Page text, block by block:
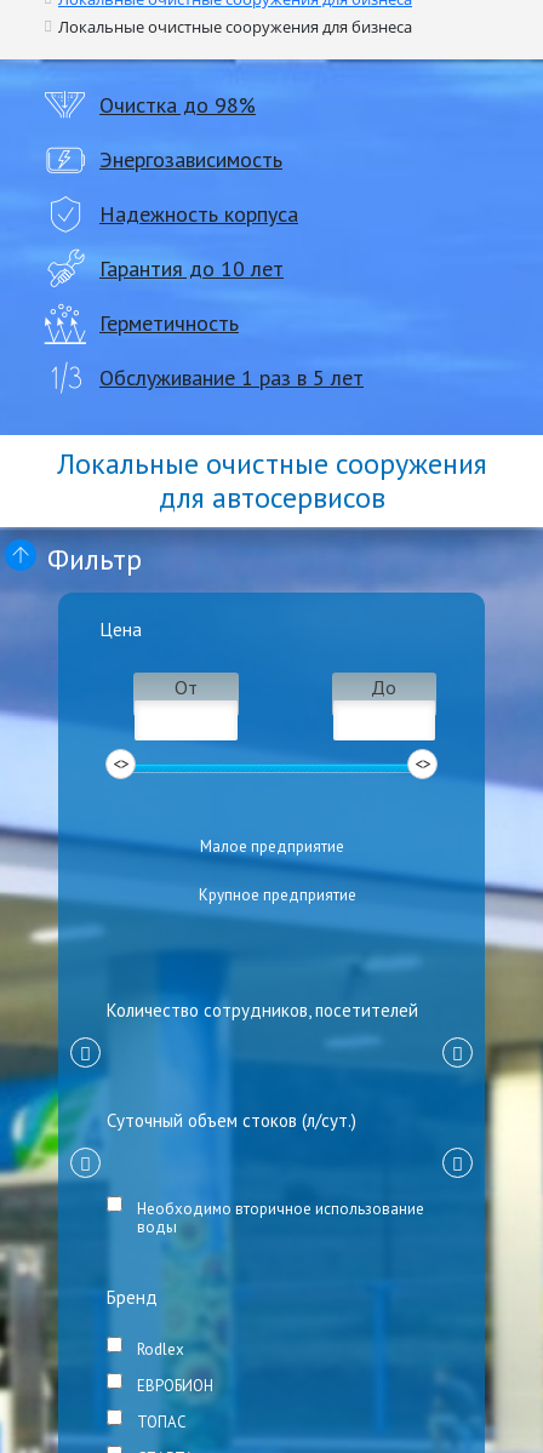
Локальные очистные сооружения для бизнеса
Очистка до 98%
Энергозависимость
Надежность корпуса
Гарантия до 10 лет
Герметичность
Обслуживание 1 раз в 5 лет
Локальные очистные сооружения
для автосервисов
Фильтр
Цена
От До
Малое предприятие
Крупное предприятие
Количество сотрудников, посетителей
Суточный объем стоков (л/сут.)
Необходимо вторичное использование
воды
Бренд
Rodlex
ЕВРОБИОН
ТОПАС